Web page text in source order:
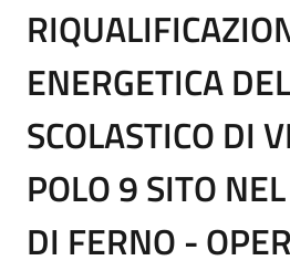
ENERGETICA
SCOLASTICO DI
POLO 9 SITO
DI FERNO -